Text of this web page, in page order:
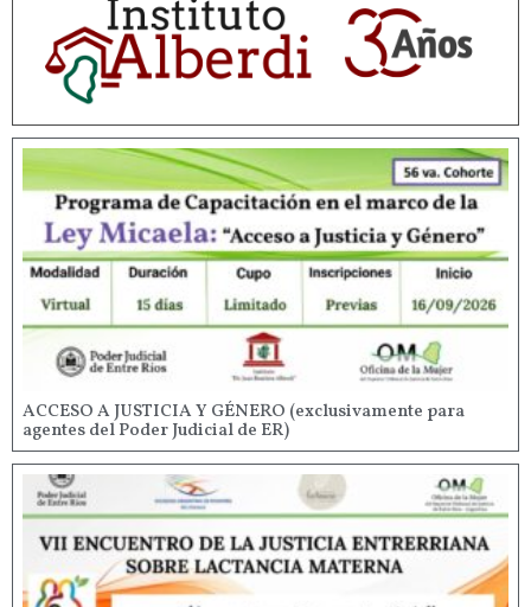
ACCESO A JUSTICIA Y GÉNERO (exclusivamente para
agentes del Poder Judicial de ER)